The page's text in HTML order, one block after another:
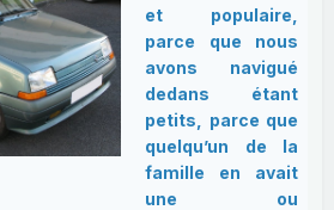
et populaire,
parce que nous
avons navigué
dedans étant
petits, parce que
quelqu’un de la
famille en avait
une ou